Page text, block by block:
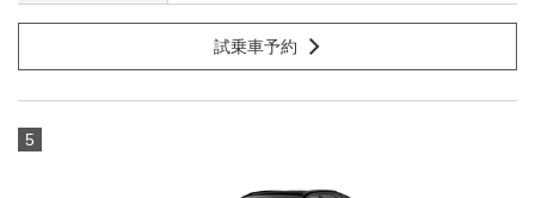
試乗車予約
5